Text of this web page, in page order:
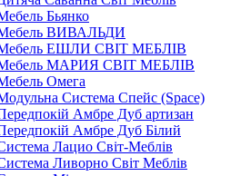
Бьянко
ВИВАЛЬДИ
ЕШЛИ СВІТ МЕБЛІВ
МАРИЯ СВІТ МЕБЛІВ
Омега
Cистема Спейс (Space)
Амбре Дуб артизан
Амбре Дуб Білий
Лацио Світ-Меблів
Ливорно Світ Меблів